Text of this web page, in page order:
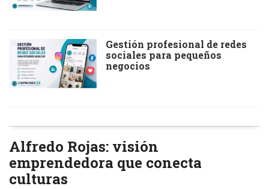
Gestión profesional de redes
sociales para pequeños
negocios
Alfredo Rojas: visión
emprendedora que conecta
culturas